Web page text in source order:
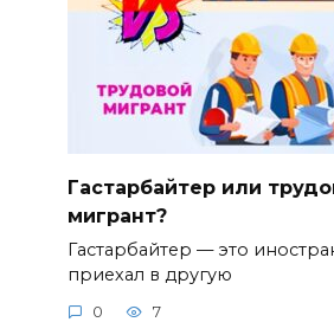
Гастарбайтер или
мигрант?
Гастарбайтер — это
приехал в другую
0 7